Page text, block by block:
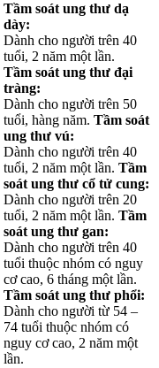
Tầm soát ung thư dạ
dày:
Dành cho người trên 40
tuổi, 2 năm một lần.
Tầm soát ung thư đại
tràng:
Dành cho người trên 50
tuổi, hàng năm. Tầm soát
ung thư vú:
Dành cho người trên 40
tuổi, 2 năm một lần. Tầm
soát ung thư cổ tử cung:
Dành cho người trên 20
tuổi, 2 năm một lần. Tầm
soát ung thư gan:
Dành cho người trên 40
tuổi thuộc nhóm có nguy
cơ cao, 6 tháng một lần.
Tầm soát ung thư phổi:
Dành cho người từ 54 –
74 tuổi thuộc nhóm có
nguy cơ cao, 2 năm một
lần.